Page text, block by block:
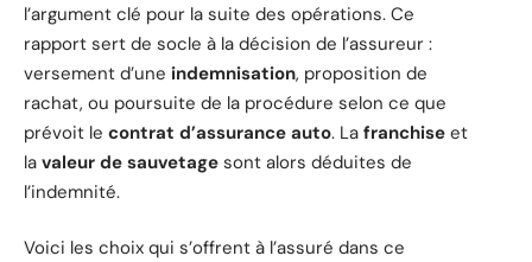
l’argument clé pour la suite des opérations. Ce
rapport sert de socle à la décision de l’assureur :
versement d’une indemnisation, proposition de
rachat, ou poursuite de la procédure selon ce que
prévoit le contrat d’assurance auto. La franchise et
la valeur de sauvetage sont alors déduites de
l’indemnité.
Voici les choix qui s’offrent à l’assuré dans ce